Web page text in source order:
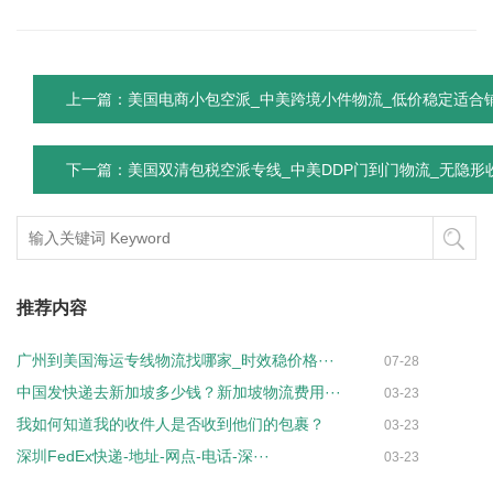
上一篇：美国电商小包空派_中美跨境小件物流_低价稳定适合
下一篇：美国双清包税空派专线_中美DDP门到门物流_无隐形
推荐内容
广州到美国海运专线物流找哪家_时效稳价格··· 07-28
中国发快递去新加坡多少钱？新加坡物流费用··· 03-23
我如何知道我的收件人是否收到他们的包裹？ 03-23
深圳FedEx快递-地址-网点-电话-深··· 03-23